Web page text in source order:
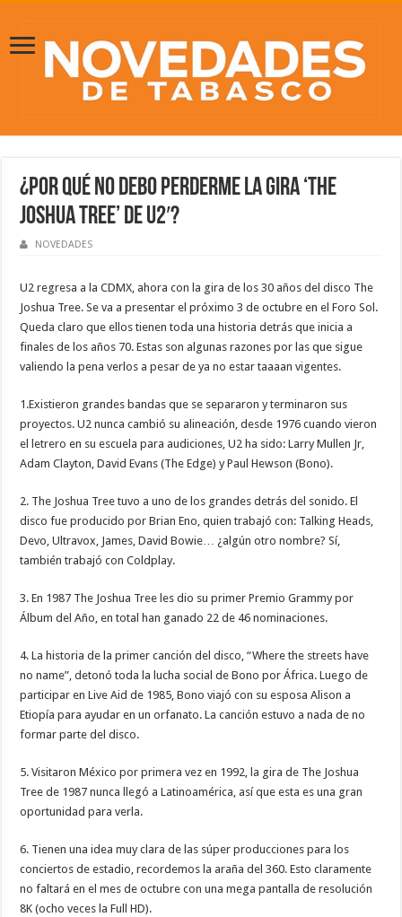
¿Por qué no debo perderme la gira ‘The
Joshua Tree’ de U2′?
NOVEDADES
U2 regresa a la CDMX, ahora con la gira de los 30 años del disco The
Joshua Tree. Se va a presentar el próximo 3 de octubre en el Foro Sol.
Queda claro que ellos tienen toda una historia detrás que inicia a
finales de los años 70. Estas son algunas razones por las que sigue
valiendo la pena verlos a pesar de ya no estar taaaan vigentes.
1.Existieron grandes bandas que se separaron y terminaron sus
proyectos. U2 nunca cambió su alineación, desde 1976 cuando vieron
el letrero en su escuela para audiciones, U2 ha sido: Larry Mullen Jr,
Adam Clayton, David Evans (The Edge) y Paul Hewson (Bono).
2. The Joshua Tree tuvo a uno de los grandes detrás del sonido. El
disco fue producido por Brian Eno, quien trabajó con: Talking Heads,
Devo, Ultravox, James, David Bowie… ¿algún otro nombre? Sí,
también trabajó con Coldplay.
3. En 1987 The Joshua Tree les dio su primer Premio Grammy por
Álbum del Año, en total han ganado 22 de 46 nominaciones.
4. La historia de la primer canción del disco, “Where the streets have
no name”, detonó toda la lucha social de Bono por África. Luego de
participar en Live Aid de 1985, Bono viajó con su esposa Alison a
Etiopía para ayudar en un orfanato. La canción estuvo a nada de no
formar parte del disco.
5. Visitaron México por primera vez en 1992, la gira de The Joshua
Tree de 1987 nunca llegó a Latinoamérica, así que esta es una gran
oportunidad para verla.
6. Tienen una idea muy clara de las súper producciones para los
conciertos de estadio, recordemos la araña del 360. Esto claramente
no faltará en el mes de octubre con una mega pantalla de resolución
8K (ocho veces la Full HD).